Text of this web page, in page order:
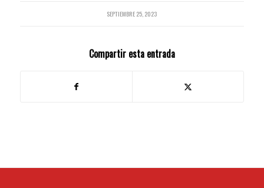
SEPTIEMBRE 25, 2023
Compartir esta entrada